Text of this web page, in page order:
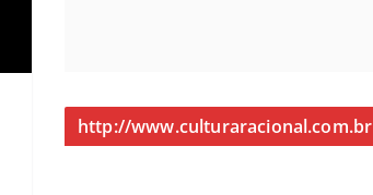
http://www.culturaracional.com.br